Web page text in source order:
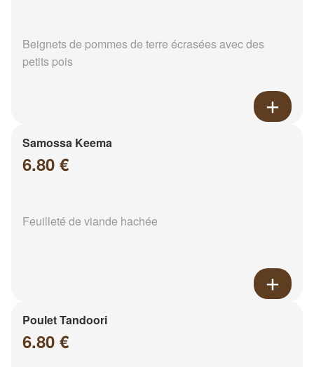
Beignets de pommes de terre écrasées avec des
petits pois
Samossa Keema
6.80 €
Feuilleté de viande hachée
Poulet Tandoori
6.80 €